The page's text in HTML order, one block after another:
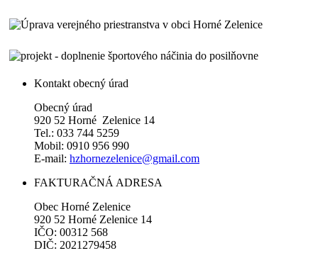
Kontakt obecný úrad
Obecný úrad
920 52 Horné Zelenice 14
Tel.: 033 744 5259
Mobil: 0910 956 990
E-mail: hzhornezelenice@gmail.com
FAKTURAČNÁ ADRESA
Obec Horné Zelenice
920 52 Horné Zelenice 14
IČO: 00312 568
DIČ: 2021279458